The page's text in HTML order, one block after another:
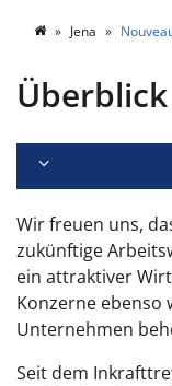
Jena
Wir freuen uns,
zukünftige
ein attraktiver
Konzerne ebenso
Unternehmen
Seit dem